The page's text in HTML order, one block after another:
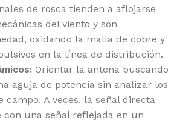
de rosca tienden a aflojarse
del viento y son
oxidando la malla de cobre y
en la línea de distribución.
Orientar la antena buscando
aguja de potencia sin analizar los
campo. A veces, la señal directa
una señal reflejada en un